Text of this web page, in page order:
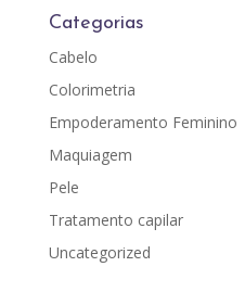
Categorias
Cabelo
Colorimetria
Empoderamento Feminino
Maquiagem
Pele
Tratamento capilar
Uncategorized